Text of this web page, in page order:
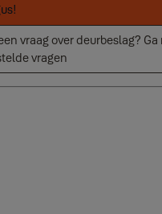
vraag over deurbeslag? Ga
vragen